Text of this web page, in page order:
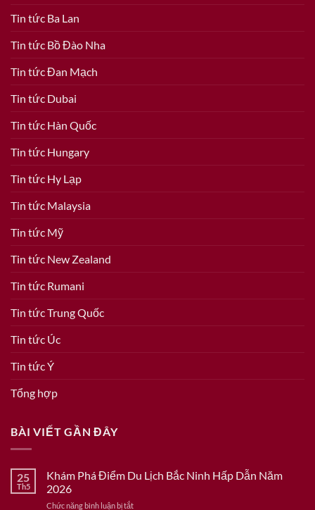
Tin tức Ba Lan
Tin tức Bồ Đào Nha
Tin tức Đan Mạch
Tin tức Dubai
Tin tức Hàn Quốc
Tin tức Hungary
Tin tức Hy Lạp
Tin tức Malaysia
Tin tức Mỹ
Tin tức New Zealand
Tin tức Rumani
Tin tức Trung Quốc
Tin tức Úc
Tin tức Ý
Tổng hợp
BÀI VIẾT GẦN ĐÂY
25
Th5
Khám Phá Điểm Du Lịch Bắc Ninh Hấp Dẫn Năm
2026
Chức năng bình luận bị tắtở